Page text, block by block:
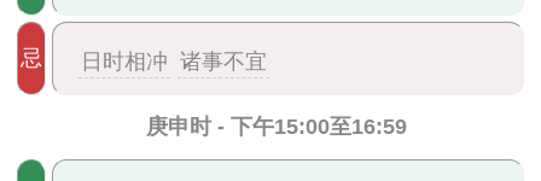
忌 日时相冲 诸事不宜
庚申时 - 下午15:00至16:59